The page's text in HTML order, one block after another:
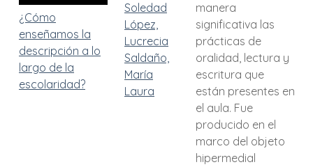
¿Cómo
enseñamos la
descripción a lo
largo de la
escolaridad?
Soledad
López,
Lucrecia
Saldaño,
María
Laura
manera
significativa las
prácticas de
oralidad, lectura y
escritura que
están presentes en
el aula. Fue
producido en el
marco del objeto
hipermedial